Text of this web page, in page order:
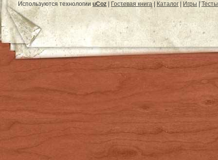
Используются технологии uCoz Гостевая книга| Каталог Игры |Тесты